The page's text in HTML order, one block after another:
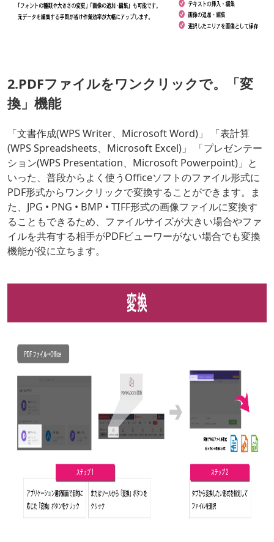
2.PDFファイルをワンクリックで。「変
換」機能
「文書作成(WPS Writer、Microsoft Word)」 「表計算
(WPS Spreadsheets、Microsoft Excel)」 「プレゼンテー
ション(WPS Presentation、Microsoft Powerpoint)」と
いった、普段からよく使うOfficeソフトのファイル形式に
PDF形式からワンクリックで変換することができます。ま
た、JPG • PNG • BMP • TIFF形式の画像ファイルに変換す
ることもできるため、ファイルサイズが大きい場合やファ
イルを共有する相手がPDFビューワーがない場合でも変換
機能が役に立ちます。